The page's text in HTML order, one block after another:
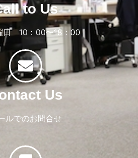
to Us
日 10：00〜18：00
Us
ルでのお問合せ